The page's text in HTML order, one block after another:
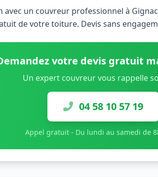
avec un couvreur professionnel à
de votre toiture. Devis sans
votre devis gratuit
Un expert couvreur vous rappelle
04 58 10 57 19
Appel gratuit - Du lundi au samedi de